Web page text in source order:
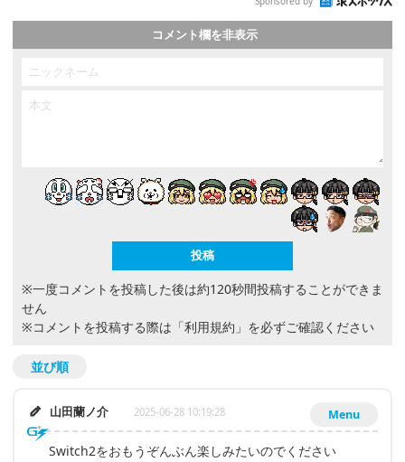
コメント欄を非表示
※一度コメントを投稿した後は約120秒間投稿することができま
せん
※コメントを投稿する際は 「利用規約」 を必ずご確認ください
並び順
Menu
山田蘭ノ介 2025-06-28 10:19:28
Switch2をおもうぞんぶん楽しみたいのでください